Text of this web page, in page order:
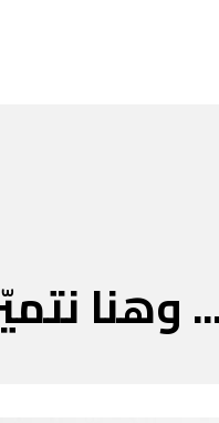
وهنا